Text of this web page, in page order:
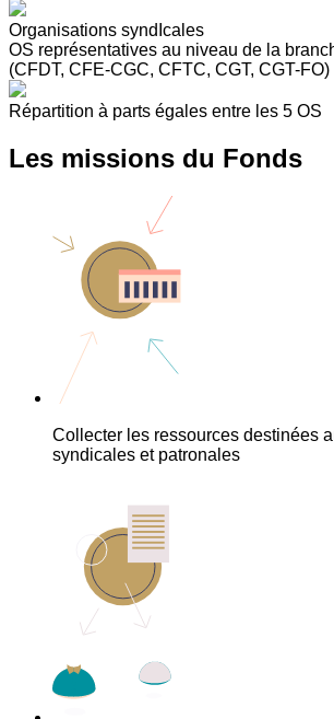
Organisations syndIcales
OS représentatives au niveau de la
(CFDT, CFE-CGC, CFTC, CGT, CGT-FO)
Répartition à parts égales entre les 5 OS
Les missions du Fonds
Collecter les ressources destinées
syndicales et patronales